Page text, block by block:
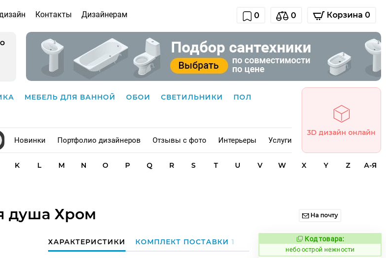
Контакты Дизайнерам 0 0 Корзина 0
МЕБЕЛЬ ДЛЯ ВАННОЙ ОБОИ СВЕТИЛЬНИКИ ПОЛ
Новинки Портфолио дизайнеров Отзывы с фото Интерьеры Услуги
3D дизайн онлайн
K L M N O P Q R S T U V W X Y Z А-Я
душа Хром На почту
ХАРАКТЕРИСТИКИ КОМПЛЕКТ ПОСТАВКИ1 Код товара:
1117933 Код товара:
небо острой нежности